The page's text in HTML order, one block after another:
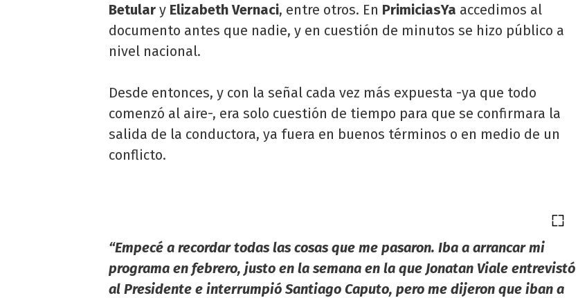
Betular y Elizabeth Vernaci, entre otros. En PrimiciasYa accedimos al
documento antes que nadie, y en cuestión de minutos se hizo público a
nivel nacional.
Desde entonces, y con la señal cada vez más expuesta -ya que todo
comenzó al aire-, era solo cuestión de tiempo para que se confirmara la
salida de la conductora, ya fuera en buenos términos o en medio de un
conflicto.
“Empecé a recordar todas las cosas que me pasaron. Iba a arrancar mi
programa en febrero, justo en la semana en la que Jonatan Viale entrevistó
al Presidente e interrumpió Santiago Caputo, pero me dijeron que iban a